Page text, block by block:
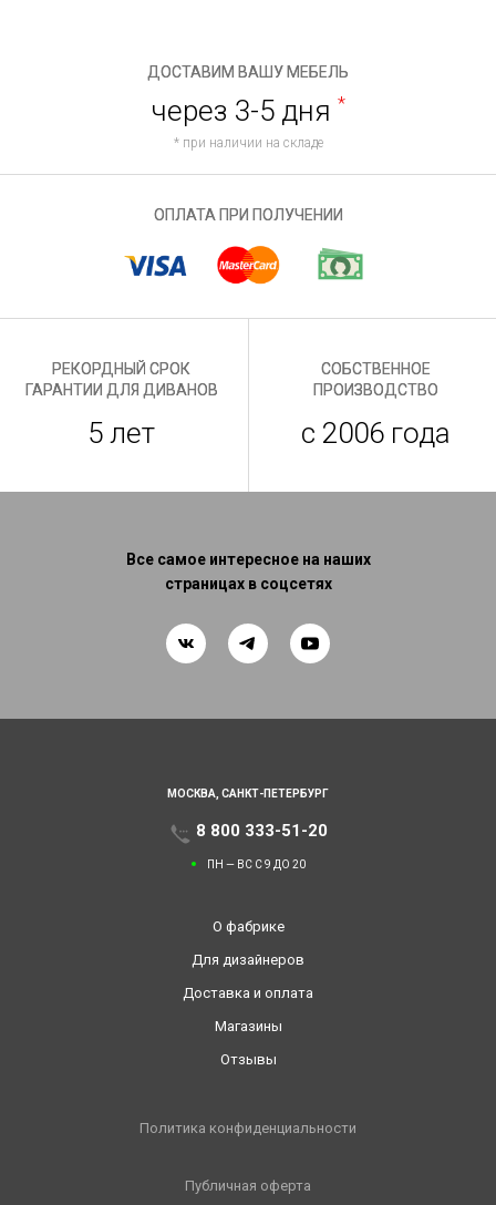
ДОСТАВИМ ВАШУ МЕБЕЛЬ
через 3-5 дня *
* при наличии на складе
ОПЛАТА ПРИ ПОЛУЧЕНИИ
РЕКОРДНЫЙ СРОК
ГАРАНТИИ ДЛЯ ДИВАНОВ
5 лет
СОБСТВЕННОЕ
ПРОИЗВОДСТВО
с 2006 года
Все самое интересное на наших
страницах в соцсетях
МОСКВА, САНКТ-ПЕТЕРБУРГ
8 800 333-51-20
ПН — ВС С 9 ДО 20
О фабрике
Для дизайнеров
Доставка и оплата
Магазины
Отзывы
Политика конфиденциальности
Публичная оферта